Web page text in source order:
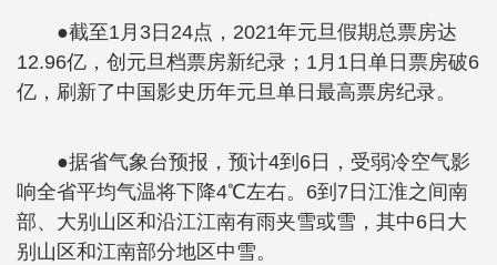
●截至1月3日24点，2021年元旦假期总票房达
12.96亿，创元旦档票房新纪录；1月1日单日票房破6
亿，刷新了中国影史历年元旦单日最高票房纪录。
●据省气象台预报，预计4到6日，受弱冷空气影
响全省平均气温将下降4℃左右。6到7日江淮之间南
部、大别山区和沿江江南有雨夹雪或雪，其中6日大
别山区和江南部分地区中雪。